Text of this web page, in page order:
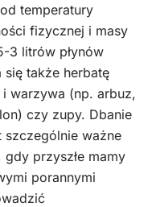
temperatury
fizycznej i masy
3 litrów płynów
także herbatę
warzywa (np. arbuz,
czy zupy. Dbanie
szczególnie ważne
przyszłe mamy
porannymi